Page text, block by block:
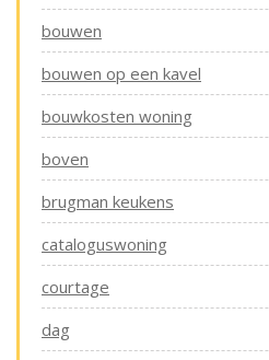
bouwen
bouwen op een kavel
bouwkosten woning
boven
brugman keukens
cataloguswoning
courtage
dag